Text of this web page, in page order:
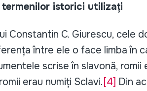
istorici utilizați
Constantin C. Giurescu, cele
între ele o face limba în
scrise în slavonă, romii
erau numiți Sclavi. [4] Din